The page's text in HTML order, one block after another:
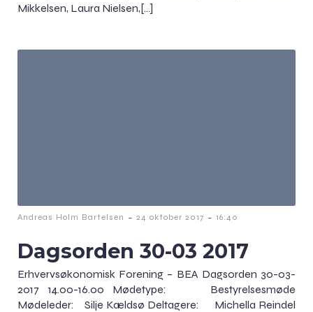
Mikkelsen, Laura Nielsen,[…]
Andreas Holm Bartelsen - 24 oktober 2017 - 16:40
Dagsorden 30-03 2017
Erhvervsøkonomisk Forening – BEA Dagsorden 30-03-
2017 14.00-16.00 Mødetype: Bestyrelsesmøde
Mødeleder: Silje Kældsø Deltagere: Michella Reindel